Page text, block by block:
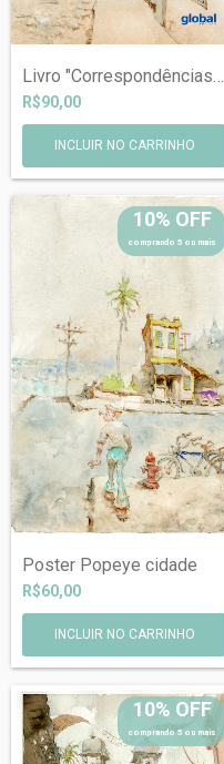
Livro "Correspondências", de B...
R$90,00
10% OFF
comprando 5 ou mais
Poster Popeye cidade
R$60,00
INCLUIR NO CARRINHO
10% OFF
comprando 5 ou mais